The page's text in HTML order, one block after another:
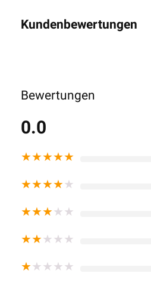
Kundenbewertungen
Bewertungen
0.0
★★★★★
★★★★★
★★★★★
★★★★★
★★★★★